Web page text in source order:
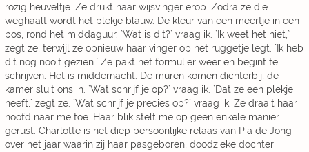
rozig heuveltje. Ze drukt haar wijsvinger erop. Zodra ze die
weghaalt wordt het plekje blauw. De kleur van een meertje in een
bos, rond het middaguur. `Wat is dit?` vraag ik. `Ik weet het niet,`
zegt ze, terwijl ze opnieuw haar vinger op het ruggetje legt. `Ik heb
dit nog nooit gezien.` Ze pakt het formulier weer en begint te
schrijven. Het is middernacht. De muren komen dichterbij, de
kamer sluit ons in. `Wat schrijf je op?` vraag ik. `Dat ze een plekje
heeft,` zegt ze. `Wat schrijf je precies op?` vraag ik. Ze draait haar
hoofd naar me toe. Haar blik stelt me op geen enkele manier
gerust. Charlotte is het diep persoonlijke relaas van Pia de Jong
over het jaar waarin zij haar pasgeboren, doodzieke dochter